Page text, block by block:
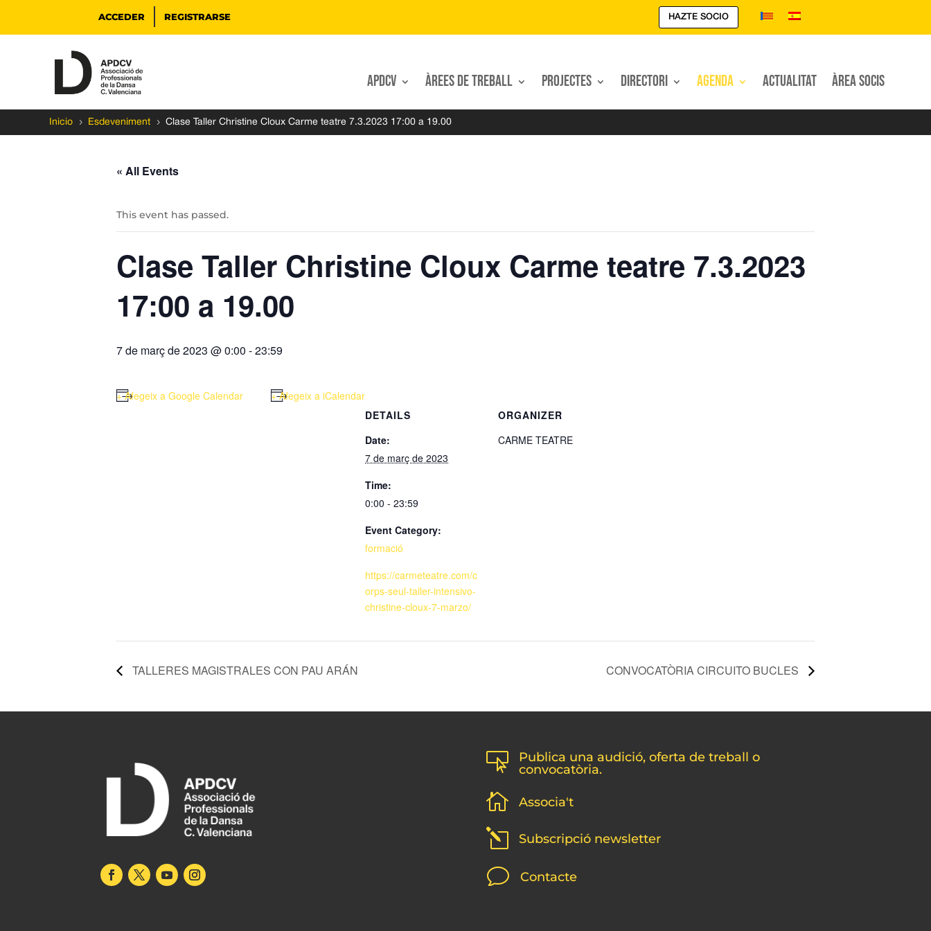
ACCEDER REGISTRARSE HAZTE SOCIO
APDCV Àrees de treball Projectes Directori Agenda Actualitat Àrea Socis
Inicio 5 Esdeveniment 5 Clase Taller Christine Cloux Carme teatre 7.3.2023 17:00 a 19.00
« All Events
This event has passed.
Clase Taller Christine Cloux Carme teatre 7.3.2023
17:00 a 19.00
7 de març de 2023 @ 0:00 -23:59
+ Afegeix a Google Calendar
+ Afegeix a iCalendar
DETAILS
Date:
7 de març de 2023
Time:
0:00 - 23:59
Event Category:
formació
https://carmeteatre.com/c
orps-seul-taller-intensivo-
christine-cloux-7-marzo/
ORGANIZER
CARME TEATRE
TALLERES MAGISTRALES CON PAU ARÁN CONVOCATÒRIA CIRCUITO BUCLES

Publica una audició, oferta de treball o
convocatòria.
 Associa't
l Subscripció newsletter
v Contacte